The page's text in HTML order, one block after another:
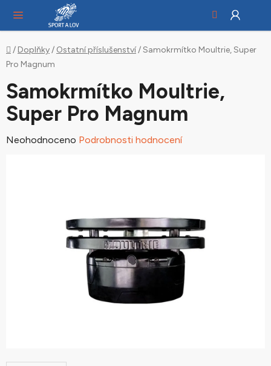
obsah
Domů
/ Doplňky/ Ostatní příslušenství/Samokrmítko Moultrie, Super
Pro Magnum
Samokrmítko Moultrie,
Super Pro Magnum
Průměrné
Neohodnoceno Podrobnosti hodnocení